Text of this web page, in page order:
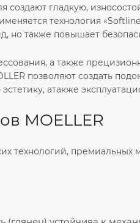
создают гладкую,
технология
но также повышает
а также
позволяют создать
атакже
MOELLER
технологий, премиальных